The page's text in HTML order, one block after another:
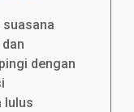
dengan
lulus